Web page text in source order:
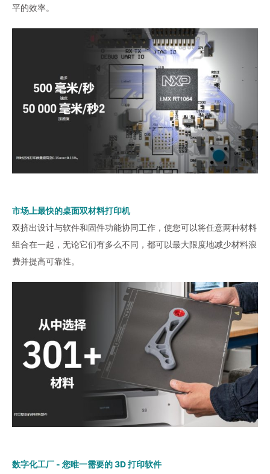
平的效率。
市场上最快的桌面双材料打印机
双挤出设计与软件和固件功能协同工作，使您可以将任意两种材料
组合在一起，无论它们有多么不同，都可以最大限度地减少材料浪
费并提高可靠性。
数字化工厂 - 您唯一需要的 3D 打印软件